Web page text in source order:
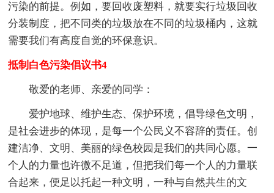
污染的前提。例如，要回收废塑料，就要实行垃圾回收
分装制度，把不同类的垃圾放在不同的垃圾桶内，这就
需要我们有高度自觉的环保意识。
抵制白色污染倡议书4
敬爱的老师、亲爱的同学：
爱护地球、维护生态、保护环境，倡导绿色文明，
是社会进步的体现，是每一个公民义不容辞的责任。创
建洁净、文明、美丽的绿色校园是我们的共同心愿。一
个人的力量也许微不足道，但把我们每一个人的力量联
合起来，便足以托起一种文明，一种与自然共生的文